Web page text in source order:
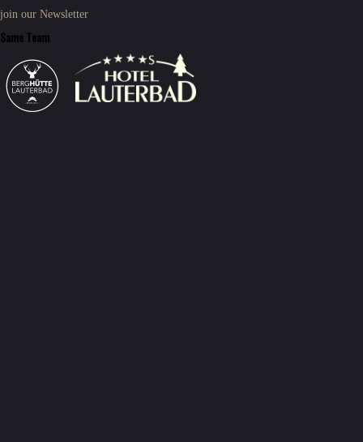
join our Newsletter
Same Team